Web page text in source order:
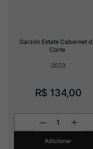
Garzón Estate Cabernet
Corte
2023
R$ 134,00
Adicionar